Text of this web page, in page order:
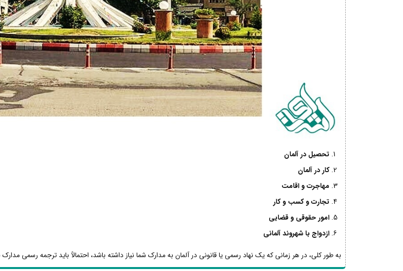
تحصیل در آلمان
کار در آلمان
مهاجرت و اقامت
تجارت و کسب و کار
امور حقوقی و قضایی
ازدواج با شهروند آلمانی
به طور کلی، در هر زمانی که یک نهاد رسمی یا قانونی در آلمان به مدارک شما نیاز داشته باشد، احتمالاً باید ترجمه رسمی مدارک